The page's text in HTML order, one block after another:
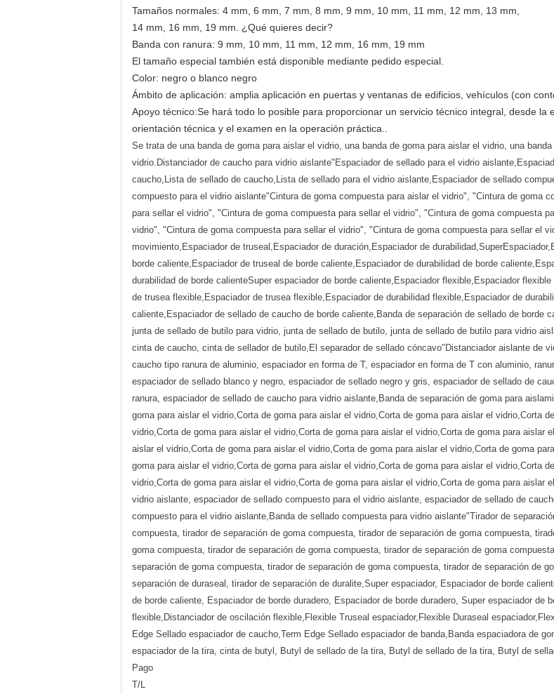
Tamaños normales: 4 mm, 6 mm, 7 mm, 8 mm, 9 mm, 10 mm, 11 mm, 12 mm, 13 mm,
14 mm, 16 mm, 19 mm. ¿Qué quieres decir?
Banda con ranura: 9 mm, 10 mm, 11 mm, 12 mm, 16 mm, 19 mm
El tamaño especial también está disponible mediante pedido especial.
Color: negro o blanco negro
Ámbito de aplicación: amplia aplicación en puertas y ventanas de edificios, vehículos (con
Apoyo técnico:Se hará todo lo posible para proporcionar un servicio técnico integral, desde
orientación técnica y el examen en la operación práctica..
Se trata de una banda de goma para aislar el vidrio, una banda de goma para aislar el vidrio, una
vidrio.Distanciador de caucho para vidrio aislante"Espaciador de sellado para el vidrio
caucho,Lista de sellado de caucho,Lista de sellado para el vidrio aislante,Espaciador de sellado
compuesto para el vidrio aislante"Cintura de goma compuesta para aislar el vidrio", "Cintura de goma
para sellar el vidrio", "Cintura de goma compuesta para sellar el vidrio", "Cintura de goma compuesta
vidrio", "Cintura de goma compuesta para sellar el vidrio", "Cintura de goma compuesta para sellar el
movimiento,Espaciador de truseal,Espaciador de duración,Espaciador de
borde caliente,Espaciador de truseal de borde caliente,Espaciador de durabilidad de borde
durabilidad de borde calienteSuper espaciador de borde caliente,Espaciador flexible,Espaciador
de trusea flexible,Espaciador de trusea flexible,Espaciador de durabilidad flexible,Espaciador de
caliente,Espaciador de sellado de caucho de borde caliente,Banda de separación de sellado de borde
junta de sellado de butilo para vidrio, junta de sellado de butilo, junta de sellado de butilo para vidrio
cinta de caucho, cinta de sellador de butilo,El separador de sellado cóncavo"Distanciador aislante de
caucho tipo ranura de aluminio, espaciador en forma de T, espaciador en forma de T con aluminio,
espaciador de sellado blanco y negro, espaciador de sellado negro y gris, espaciador de sellado de
ranura, espaciador de sellado de caucho para vidrio aislante,Banda de separación de goma para
goma para aislar el vidrio,Corta de goma para aislar el vidrio,Corta de goma para aislar el vidrio,Corta
vidrio,Corta de goma para aislar el vidrio,Corta de goma para aislar el vidrio,Corta de goma para aislar
aislar el vidrio,Corta de goma para aislar el vidrio,Corta de goma para aislar el vidrio,Corta de goma
goma para aislar el vidrio,Corta de goma para aislar el vidrio,Corta de goma para aislar el vidrio,Corta
vidrio,Corta de goma para aislar el vidrio,Corta de goma para aislar el vidrio,Corta de goma para aislar
vidrio aislante, espaciador de sellado compuesto para el vidrio aislante, espaciador de sellado de
compuesto para el vidrio aislante,Banda de sellado compuesta para vidrio aislante"Tirador de
compuesta, tirador de separación de goma compuesta, tirador de separación de goma compuesta,
goma compuesta, tirador de separación de goma compuesta, tirador de separación de goma
separación de goma compuesta, tirador de separación de goma compuesta, tirador de separación de
separación de duraseal, tirador de separación de duralite,Super espaciador, Espaciador de borde
de borde caliente, Espaciador de borde duradero, Espaciador de borde duradero, Super espaciador
flexible,Distanciador de oscilación flexible,Flexible Truseal espaciador,Flexible Duraseal
Edge Sellado espaciador de caucho,Term Edge Sellado espaciador de banda,Banda espaciadora de
espaciador de la tira, cinta de butyl, Butyl de sellado de la tira, Butyl de sellado de la tira, Butyl de
Pago
T/L